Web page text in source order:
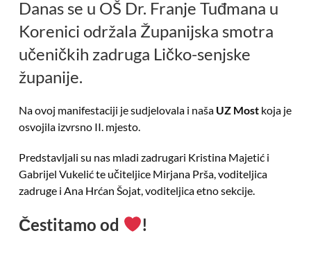
Danas se u OŠ Dr. Franje Tuđmana u
Korenici održala Županijska smotra
učeničkih zadruga Ličko-senjske
županije.
Na ovoj manifestaciji je sudjelovala i naša UZ Mostkoja je
osvojila izvrsno II. mjesto.
Predstavljali su nas mladi zadrugari Kristina Majetić i
Gabrijel Vukelić te učiteljice Mirjana Prša, voditeljica
zadruge i Ana Hrćan Šojat, voditeljica etno sekcije.
Čestitamo od !